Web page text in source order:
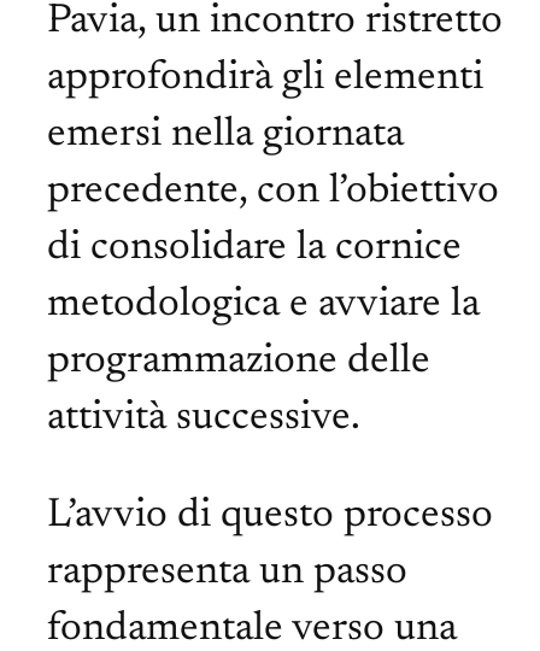
Pavia, un incontro ristretto
approfondirà gli elementi
emersi nella giornata
precedente, con l’obiettivo
di consolidare la cornice
metodologica e avviare la
programmazione delle
attività successive.
L’avvio di questo processo
rappresenta un passo
fondamentale verso una